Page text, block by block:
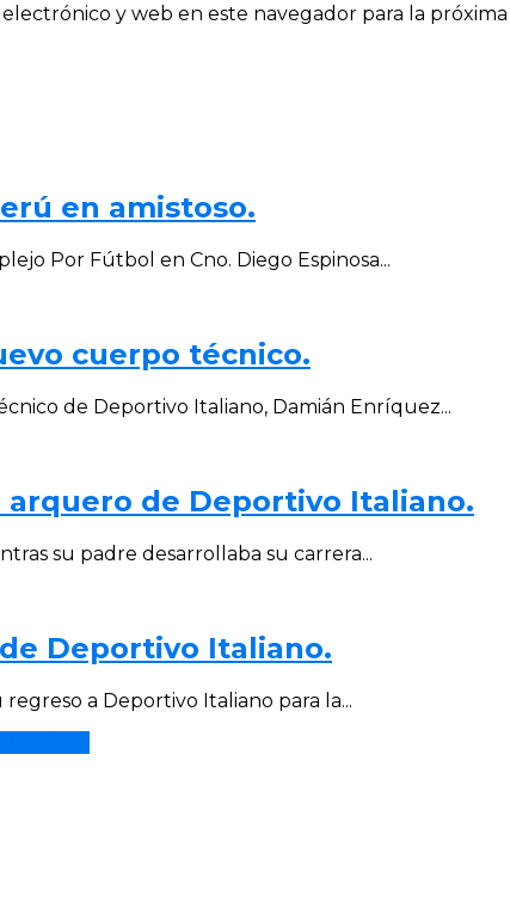
y web en este navegador para la
en amistoso.
Por Fútbol en Cno. Diego Espinosa...
cuerpo técnico.
de Deportivo Italiano, Damián Enríquez...
arquero de Deportivo Italiano.
su padre desarrollaba su carrera...
Deportivo Italiano.
a Deportivo Italiano para la...